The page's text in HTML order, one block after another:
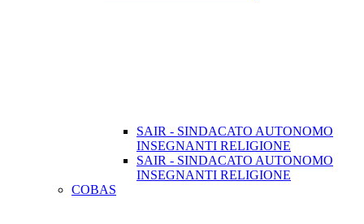
SAIR - SINDACATO AUTONOMO
INSEGNANTI RELIGIONE
SAIR - SINDACATO AUTONOMO
INSEGNANTI RELIGIONE
COBAS